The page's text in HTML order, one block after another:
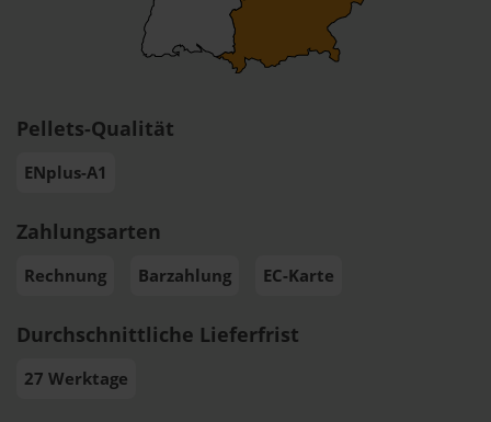
Pellets-Qualität
ENplus-A1
Zahlungsarten
Rechnung Barzahlung EC-Karte
Durchschnittliche Lieferfrist
27 Werktage